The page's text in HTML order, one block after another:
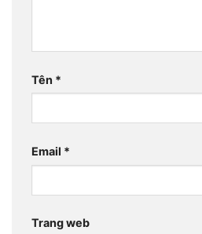
Tên *
Email *
Trang web